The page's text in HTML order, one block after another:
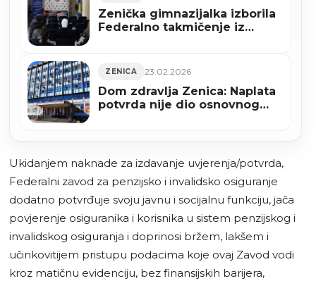
Zenička gimnazijalka izborila
Federalno takmičenje iz
ZENICA 23.02.2026
Dom zdravlja Zenica: Naplata
potvrda nije dio osnovnog
Ukidanjem naknade za izdavanje uvjerenja/potvrda,
Federalni zavod za penzijsko i invalidsko osiguranje
dodatno potvrđuje svoju javnu i socijalnu funkciju, jača
povjerenje osiguranika i korisnika u sistem penzijskog i
invalidskog osiguranja i doprinosi bržem, lakšem i
učinkovitijem pristupu podacima koje ovaj Zavod vodi
kroz matičnu evidenciju, bez finansijskih barijera,